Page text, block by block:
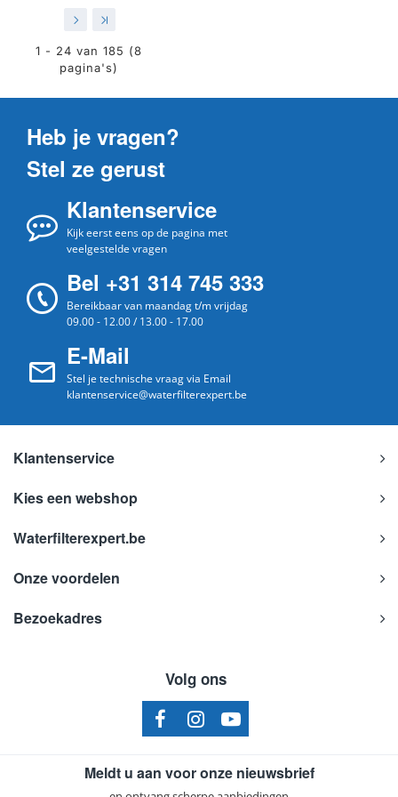
> >|
1 - 24 van 185 (8
pagina's)
Heb je vragen?
Stel ze gerust
Klantenservice
Kijk eerst eens op de pagina met
veelgestelde vragen
Bel +31 314 745 333
Bereikbaar van maandag t/m vrijdag
09.00 - 12.00 / 13.00 - 17.00
E-Mail
Stel je technische vraag via Email
klantenservice@waterfilterexpert.be
Klantenservice
Kies een webshop
Waterfilterexpert.be
Onze voordelen
Bezoekadres
Volg ons
Meldt u aan voor onze nieuwsbrief